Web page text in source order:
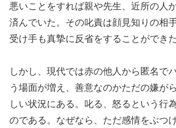
悪いことをすれば親や先生、近所の人
済んでいた。その叱責は顔見知りの相
受け手も真摯に反省をすることができた
しかし、現代では赤の他人から匿名で
う場面が増え、善意なのかただの嫌が
しい状況にある。叱る、怒るという行
のである。なぜなら、ただ感情をぶつ